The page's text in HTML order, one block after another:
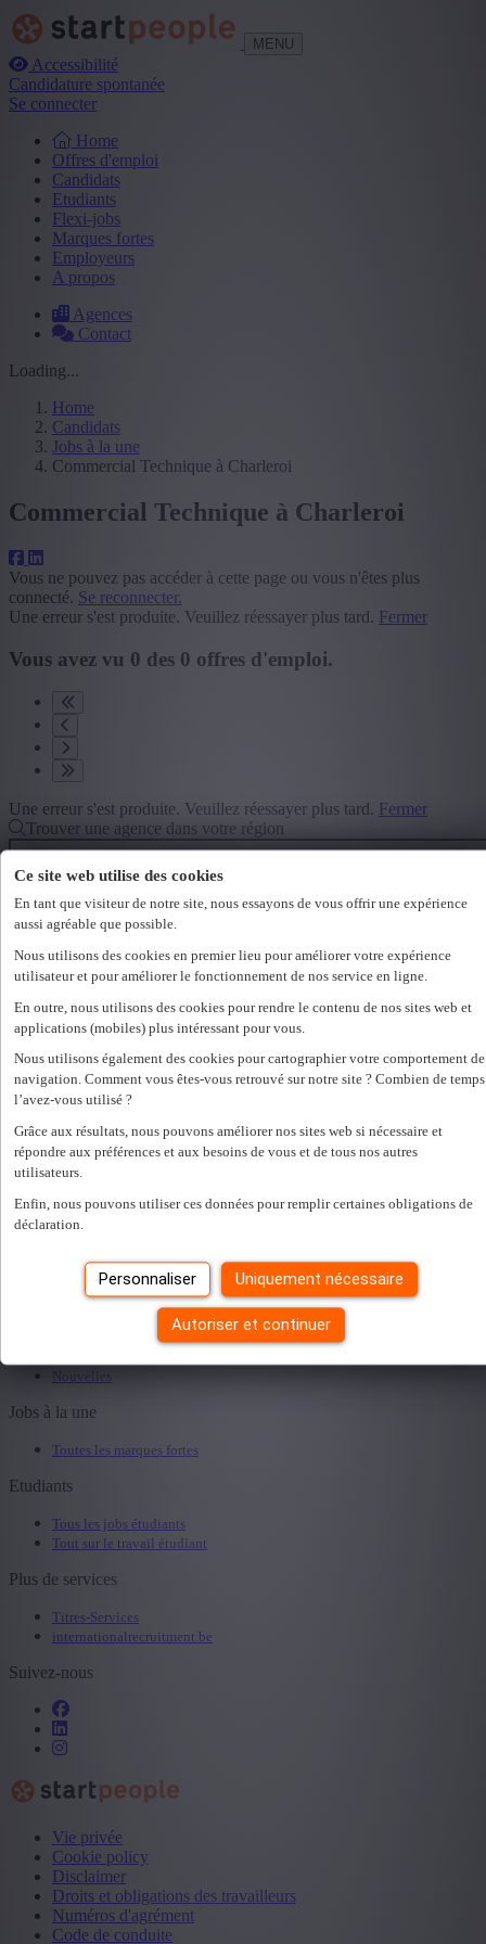
Ce site web utilise des cookies
En tant que visiteur de notre site, nous essayons de vous offrir une expérience
aussi agréable que possible.
Nous utilisons des cookies en premier lieu pour améliorer votre expérience
utilisateur et pour améliorer le fonctionnement de nos service en ligne.
En outre, nous utilisons des cookies pour rendre le contenu de nos sites web et
applications (mobiles) plus intéressant pour vous.
Nous utilisons également des cookies pour cartographier votre comportement de
navigation. Comment vous êtes-vous retrouvé sur notre site ? Combien de temps
l’avez-vous utilisé ?
Grâce aux résultats, nous pouvons améliorer nos sites web si nécessaire et
répondre aux préférences et aux besoins de vous et de tous nos autres
utilisateurs.
Enfin, nous pouvons utiliser ces données pour remplir certaines obligations de
déclaration.
Personnaliser Uniquement nécessaire
Autoriser et continuer
MENU
Accessibilité
Candidature spontanée
Se connecter
Home
Offres d'emploi
Candidats
Etudiants
Flexi-jobs
Marques fortes
Employeurs
A propos
Agences
Contact
Loading...
Home
Candidats
Jobs à la une
Commercial Technique à Charleroi
Commercial Technique à Charleroi
Vous ne pouvez pas accéder à cette page ou vous n'êtes plus
connecté. Se reconnecter.
Une erreur s'est produite. Veuillez réessayer plus tard. Fermer
Vous avez vu 0 des 0 offres d'emploi.
Une erreur s'est produite. Veuillez réessayer plus tard. Fermer
Trouver une agence dans votre région
Rechercher
Offres d'emploi
Tous les emplois permanents
Tout sur le travail intérimaire
Employeurs
Envoyer une offre d'emploi
Intérimaires
Etudiants
Services RH adaptés
Nos spécialisations
A propos
Devenez notre collègue
Start People Intérim
Valeurs et diversité
Nouvelles
Jobs à la une
Toutes les marques fortes
Etudiants
Tous les jobs étudiants
Tout sur le travail étudiant
Plus de services
Titres-Services
internationalrecruitment.be
Suivez-nous
Vie privée
Cookie policy
Disclaimer
Droits et obligations des travailleurs
Numéros d'agrément
Code de conduite